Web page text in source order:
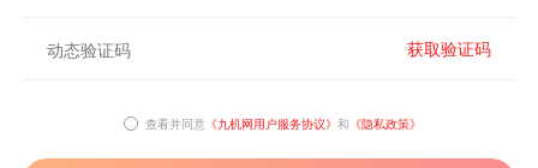
获取验证码
查看并同意 《九机网用户服务协议》 和 《隐私政策》